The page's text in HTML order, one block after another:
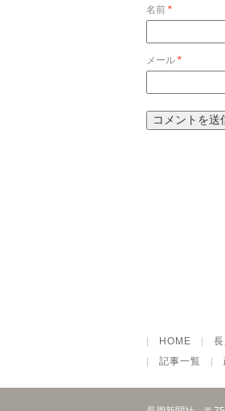
名前 *
メール *
HOME |
|記事一覧 |